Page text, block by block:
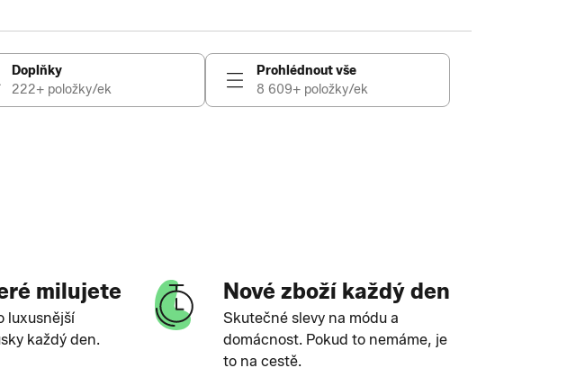
Doplňky
222+ položky/ek
Prohlédnout vše
8 609+ položky/ek
milujete
luxusnější
každý den.
Nové zboží každý den
Skutečné slevy na módu a
domácnost. Pokud to nemáme, je
to na cestě.